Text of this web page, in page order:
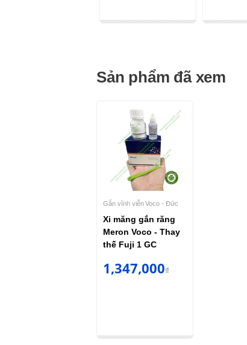
Sản phẩm đã xem
Gắn vĩnh viễnVoco - Đức
Xi măng gắn răng
Meron Voco - Thay
thế Fuji 1 GC
1,347,000₫